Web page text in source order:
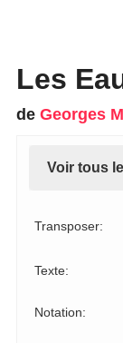
Les
de Georges
Voir tous
Transposer:
Texte:
Notation: